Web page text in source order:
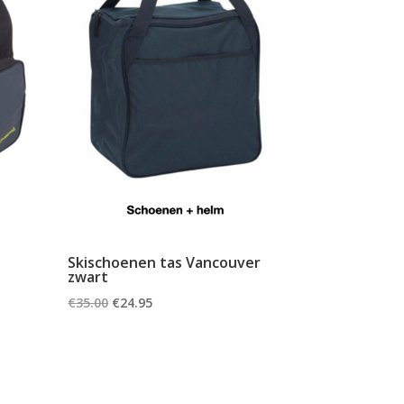
Skischoenen tas Vancouver
zwart
€35.00 Oorspronkelijke
€24.95Huidige